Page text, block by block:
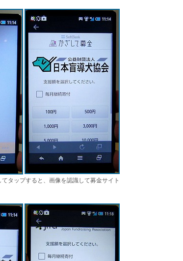
タップすると、画像を認識して募金サイト